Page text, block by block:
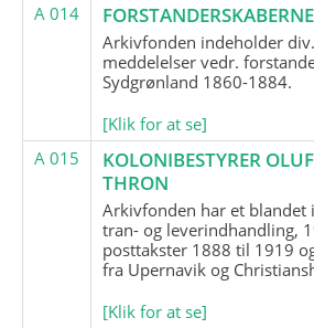
A 014
FORSTANDERSKABERNE
Arkivfonden indeholder
meddelelser vedr.
Sydgrønland 1860-1884.
[Klik for at se]
A 015
KOLONIBESTYRER
THRON
Arkivfonden har et
tran- og leverindhandling,
posttakster 1888 til 1919
fra Upernavik og
[Klik for at se]